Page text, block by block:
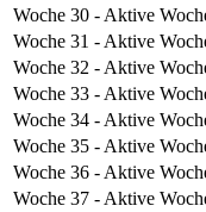
Woche 30 - Aktive
Woche 31 - Aktive
Woche 32 - Aktive
Woche 33 - Aktive
Woche 34 - Aktive
Woche 35 - Aktive
Woche 36 - Aktive
Woche 37 - Aktive